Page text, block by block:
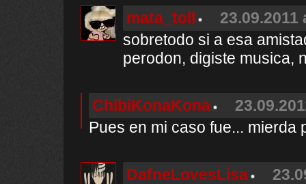
mata_toll
23.09.2011
sobretodo si a esa
perodon, digiste musica,
ChibiKonaKona
Pues en mi caso fue... mierda
DafneLovesLisa